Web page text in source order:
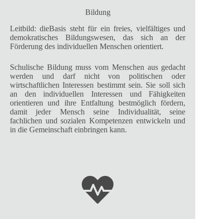
Bildung
Leitbild: dieBasis steht für ein freies, vielfältiges und
demokratisches Bildungswesen, das sich an der
Förderung des individuellen Menschen orientiert.
Schulische Bildung muss vom Menschen aus gedacht
werden und darf nicht von politischen oder
wirtschaftlichen Interessen bestimmt sein. Sie soll sich
an den individuellen Interessen und Fähigkeiten
orientieren und ihre Entfaltung bestmöglich fördern,
damit jeder Mensch seine Individualität, seine
fachlichen und sozialen Kompetenzen entwickeln und
in die Gemeinschaft einbringen kann.